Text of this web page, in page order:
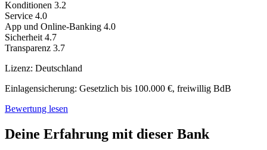
Konditionen 3.2
Service 4.0
App und Online-Banking 4.0
Sicherheit 4.7
Transparenz 3.7
Lizenz: Deutschland
Einlagensicherung: Gesetzlich bis 100.000 €, freiwillig BdB
Bewertung lesen
Deine Erfahrung mit dieser Bank